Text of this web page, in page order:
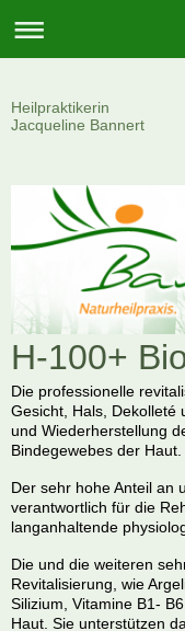
Heilpraktikerin
Jacqueline Bannert
H-100+
Die professionelle
Gesicht, Hals, Dekolleté
und Wiederherstellung
Bindegewebes der Haut.
Der sehr hohe Anteil an
verantwortlich für die
langanhaltende
Die und die weiteren
Revitalisierung, wie
Silizium, Vitamine B1-
Haut. Sie unterstützen